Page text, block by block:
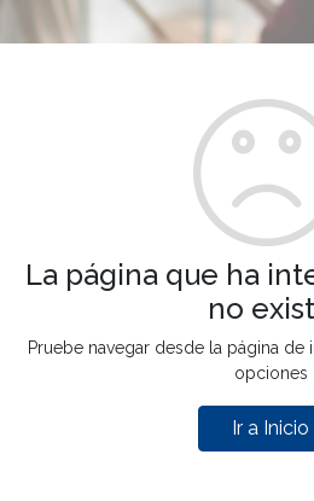
La página que ha
no
Pruebe navegar desde la página
opciones
Ir a Inicio